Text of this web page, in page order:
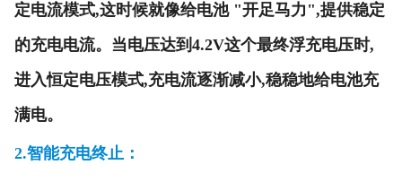
定电流模式,这时候就像给电池 "开足马力",提供稳定
的充电电流。当电压达到4.2V这个最终浮充电压时,
进入恒定电压模式,充电流逐渐减小,稳稳地给电池充
满电。
2.智能充电终止：